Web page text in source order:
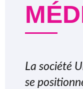
La société
se